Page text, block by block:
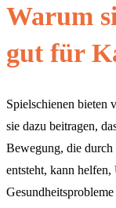
Warum
gut für
Spielschienen bieten
sie dazu beitragen,
Bewegung, die
entsteht, kann